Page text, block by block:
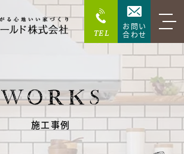
TEL
お問い
合わせ
WORKS
施工事例